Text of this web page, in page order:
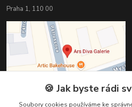
Praha 1, 110 00
🍪 Jak byste rádi
Soubory cookies používáme ke